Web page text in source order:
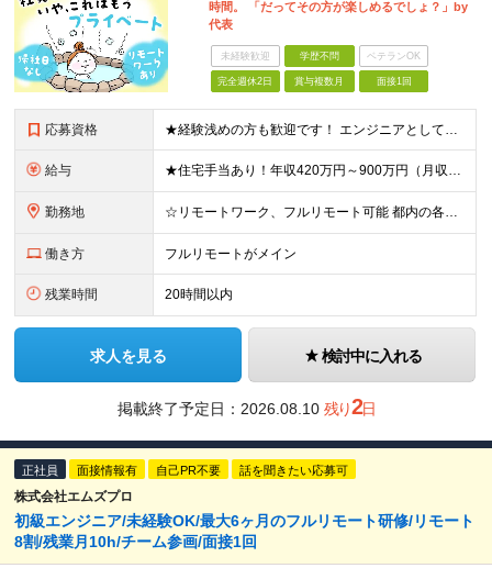
時間。 「だってその方が楽しめるでしょ？」by
代表
未経験歓迎 学歴不問 ベテランOK
完全週休2日 賞与複数月 面接1回
応募資格 ★経験浅めの方も歓迎です！ エンジニアとしてマイペースに成長してける環境をお探しなら、まずは“元エンジニア”の社長・野﨑と話に来てください！ ◆オープン・Web系システム、汎用機システムの開発経験を
給与 ★住宅手当あり！年収420万円～900万円（月収28万～60万円） ★当社への転職者全員が、前職と比べて年収アップを実現しています！ ■実務経験5年以上 ＜年収600万円～（月収39.5万円～）※各
勤務地 ☆リモートワーク、フルリモート可能 都内の各プロジェクト先にてご勤務いただきます。 勤務地は、希望を考慮して決定いたします。 ※会社都合による転勤はありません ※変更の範囲：上記を除く当社関連勤務
働き方 フルリモートがメイン
残業時間 20時間以内
求人を見る 検討中に入れる
掲載終了予定日： 2026.08.10 残り2日
正社員 面接情報有 自己PR不要 話を聞きたい応募可
株式会社エムズプロ
初級エンジニア/未経験OK/最大6ヶ月のフルリモート研修/リモート
8割/残業月10h/チーム参画/面接1回